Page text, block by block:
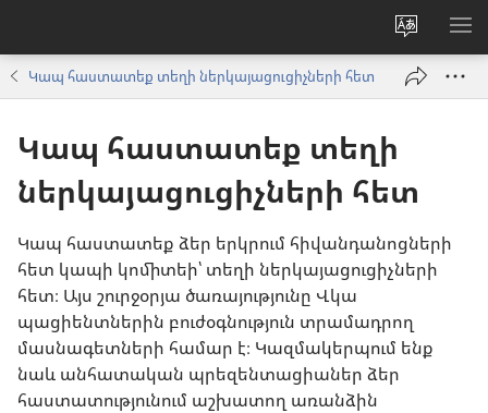
Փոխել
կայքի
լեզուն
Կապ հաստատեք տեղի ներկայացուցիչների հետ
Կապ հաստատեք տեղի
ներկայացուցիչների հետ
Կապ հաստատեք ձեր երկրում հիվանդանոցների
հետ կապի կոմիտեի՝ տեղի ներկայացուցիչների
հետ։ Այս շուրջօրյա ծառայությունը Վկա
պացիենտներին բուժօգնություն տրամադրող
մասնագետների համար է։ Կազմակերպում ենք
նաև անհատական պրեզենտացիաներ ձեր
հաստատությունում աշխատող առանձին